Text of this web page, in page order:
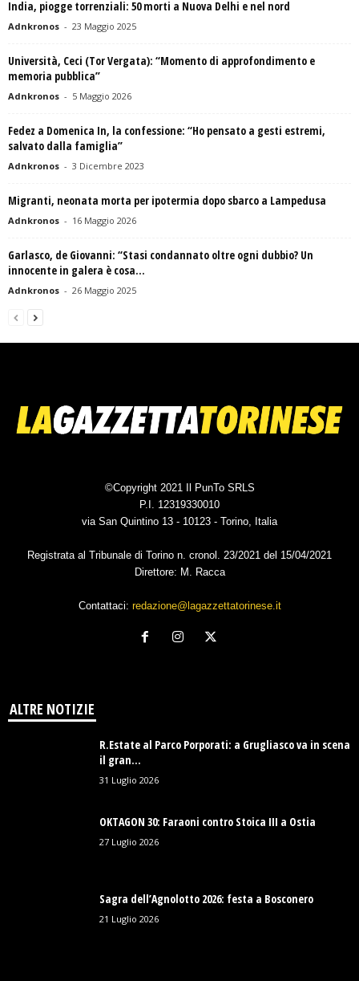
India, piogge torrenziali: 50 morti a Nuova Delhi e nel nord
Adnkronos - 23 Maggio 2025
Università, Ceci (Tor Vergata): “Momento di approfondimento e
memoria pubblica”
Adnkronos - 5 Maggio 2026
Fedez a Domenica In, la confessione: “Ho pensato a gesti estremi,
salvato dalla famiglia”
Adnkronos - 3 Dicembre 2023
Migranti, neonata morta per ipotermia dopo sbarco a Lampedusa
Adnkronos - 16 Maggio 2026
Garlasco, de Giovanni: “Stasi condannato oltre ogni dubbio? Un
innocente in galera è cosa...
Adnkronos - 26 Maggio 2025
©Copyright 2021 Il PunTo SRLS
P.I. 12319330010
via San Quintino 13 - 10123 - Torino, Italia
Registrata al Tribunale di Torino n. cronol. 23/2021 del 15/04/2021
Direttore: M. Racca
Contattaci: redazione@lagazzettatorinese.it
ALTRE NOTIZIE
R.Estate al Parco Porporati: a Grugliasco va in scena
il gran...
31 Luglio 2026
OKTAGON 30: Faraoni contro Stoica III a Ostia
27 Luglio 2026
Sagra dell’Agnolotto 2026: festa a Bosconero
21 Luglio 2026